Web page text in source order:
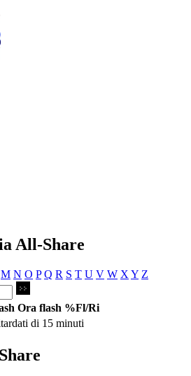
All-Share
M N O P Q R S T U V W X Y Z
Ora flash %Fl/Ri
di 15 minuti